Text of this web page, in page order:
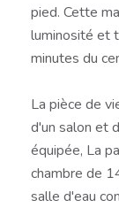
pied. Cette
luminosité et
minutes du
La pièce de
d'un salon et
équipée, La
chambre de
salle d'eau